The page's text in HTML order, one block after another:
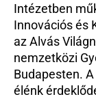
Betegellátás
Beutaló kódok
Intézet
Szülőknek
Intézetben
Innovációs és
az Alvás
nemzetközi
Budapesten.
élénk